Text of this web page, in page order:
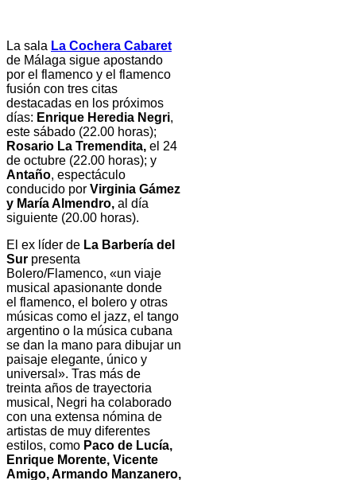
La sala La Cochera Cabaret
de Málaga sigue apostando
por el flamenco y el flamenco
fusión con tres citas
destacadas en los próximos
días: Enrique Heredia Negri,
este sábado (22.00 horas);
Rosario La Tremendita, el 24
de octubre (22.00 horas); y
Antaño, espectáculo
conducido por Virginia Gámez
y María Almendro, al día
siguiente (20.00 horas).
El ex líder de La Barbería del
Sur presenta
Bolero/Flamenco, «un viaje
musical apasionante donde
el flamenco, el bolero y otras
músicas como el jazz, el tango
argentino o la música cubana
se dan la mano para dibujar un
paisaje elegante, único y
universal». Tras más de
treinta años de trayectoria
musical, Negri ha colaborado
con una extensa nómina de
artistas de muy diferentes
estilos, como Paco de Lucía,
Enrique Morente, Vicente
Amigo, Armando Manzanero,